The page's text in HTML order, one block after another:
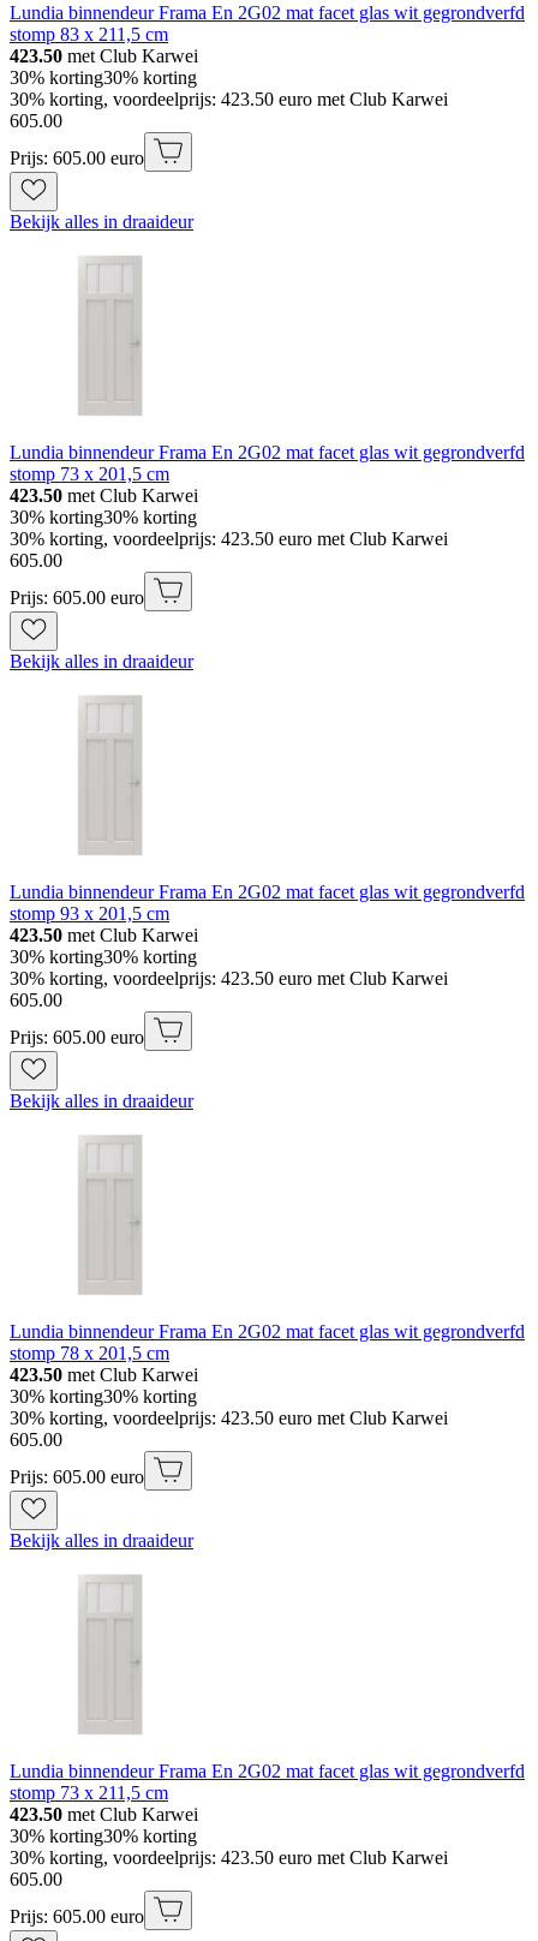
Lundia binnendeur Frama En 2G02 mat facet glas wit gegrondverfd
stomp 83 x 211,5 cm
423.50 met Club Karwei
30% korting30% korting
30% korting, voordeelprijs: 423.50 euro met Club Karwei
605.00
Prijs: 605.00 euro
Bekijk alles in draaideur
Lundia binnendeur Frama En 2G02 mat facet glas wit gegrondverfd
stomp 73 x 201,5 cm
423.50 met Club Karwei
30% korting30% korting
30% korting, voordeelprijs: 423.50 euro met Club Karwei
605.00
Prijs: 605.00 euro
Bekijk alles in draaideur
Lundia binnendeur Frama En 2G02 mat facet glas wit gegrondverfd
stomp 93 x 201,5 cm
423.50 met Club Karwei
30% korting30% korting
30% korting, voordeelprijs: 423.50 euro met Club Karwei
605.00
Prijs: 605.00 euro
Bekijk alles in draaideur
Lundia binnendeur Frama En 2G02 mat facet glas wit gegrondverfd
stomp 78 x 201,5 cm
423.50 met Club Karwei
30% korting30% korting
30% korting, voordeelprijs: 423.50 euro met Club Karwei
605.00
Prijs: 605.00 euro
Bekijk alles in draaideur
Lundia binnendeur Frama En 2G02 mat facet glas wit gegrondverfd
stomp 73 x 211,5 cm
423.50 met Club Karwei
30% korting30% korting
30% korting, voordeelprijs: 423.50 euro met Club Karwei
605.00
Prijs: 605.00 euro